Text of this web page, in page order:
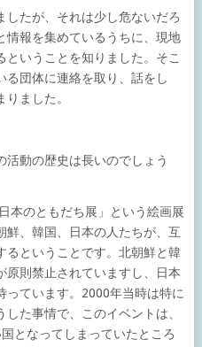
たが、それは少し危ないだろ
情報を集めているうちに、現地
いうことを知りました。そこ
る団体に連絡を取り、話をし
ました。
動の歴史は長いのでしょう
本のともだち展」という絵画展
鮮、韓国、日本の人たちが、互
るということです。北朝鮮と韓
原則禁止されていますし、日本
っています。2000年当時は特に
た事情で、このイベントは、
となってしまっていたところ